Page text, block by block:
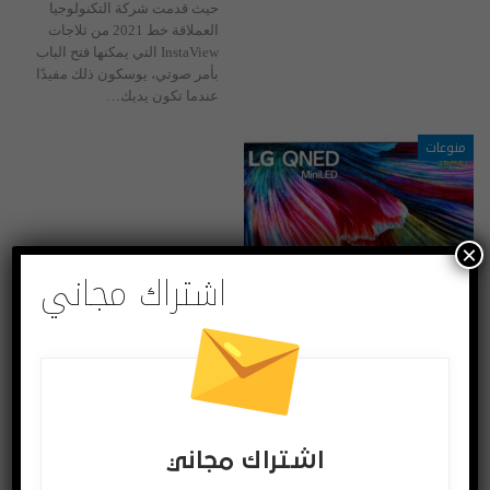
حيث قدمت شركة التكنولوجيا
العملاقة خط 2021 من ثلاجات
InstaView التي يمكنها فتح الباب
بأمر صوتي، يوسكون ذلك مفيدًا
عندما تكون يديك…
منوعات
إل جي تضيف إلى مجموعتها تلفزيونات جديدة بتقنيات متطورة
إل جي النقاب عن خط جديد من
اشتراك مجاني
اشتراك مجاني
×